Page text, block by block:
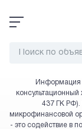
Информация
консультационный
437 ГК РФ).
микрофинансовой
- это содействие в